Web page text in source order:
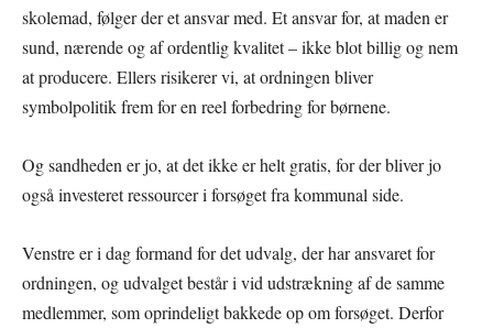
skolemad, følger der et ansvar med. Et ansvar for, at maden er
sund, nærende og af ordentlig kvalitet – ikke blot billig og nem
at producere. Ellers risikerer vi, at ordningen bliver
symbolpolitik frem for en reel forbedring for børnene.
Og sandheden er jo, at det ikke er helt gratis, for der bliver jo
også investeret ressourcer i forsøget fra kommunal side.
Venstre er i dag formand for det udvalg, der har ansvaret for
ordningen, og udvalget består i vid udstrækning af de samme
medlemmer, som oprindeligt bakkede op om forsøget. Derfor